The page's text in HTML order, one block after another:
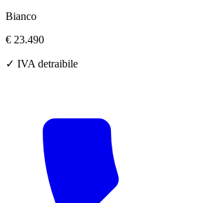
Bianco
€ 23.490
✓ IVA detraibile